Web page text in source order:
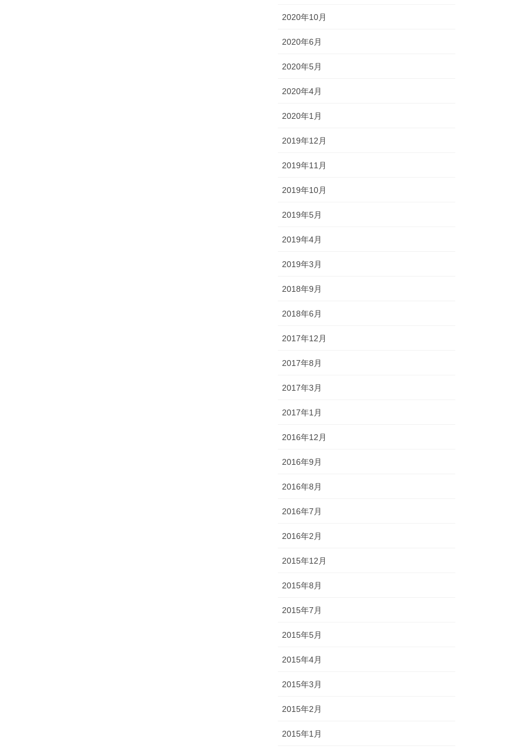
2020年10月
2020年6月
2020年5月
2020年4月
2020年1月
2019年12月
2019年11月
2019年10月
2019年5月
2019年4月
2019年3月
2018年9月
2018年6月
2017年12月
2017年8月
2017年3月
2017年1月
2016年12月
2016年9月
2016年8月
2016年7月
2016年2月
2015年12月
2015年8月
2015年7月
2015年5月
2015年4月
2015年3月
2015年2月
2015年1月